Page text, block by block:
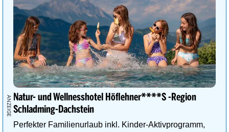
Natur- und Wellnesshotel Höflehner****S -Region
Schladming-Dachstein
Perfekter Familienurlaub inkl. Kinder-Aktivprogramm,